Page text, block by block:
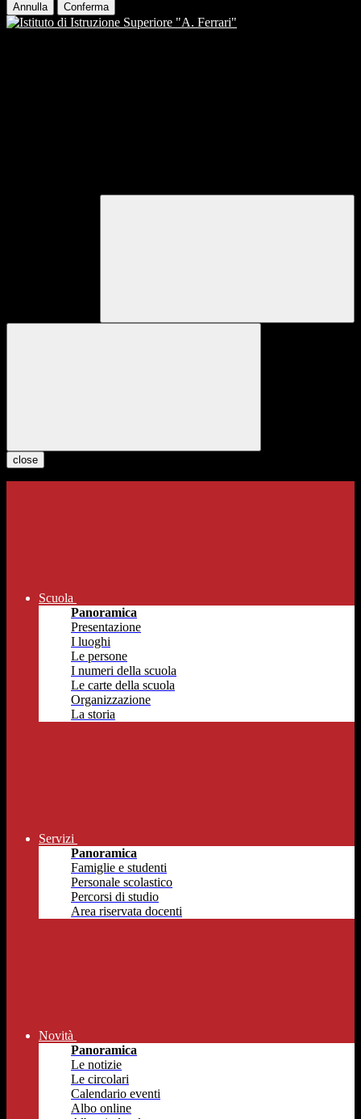
Annulla Conferma
close
Scuola
Panoramica
Presentazione
I luoghi
Le persone
I numeri della scuola
Le carte della scuola
Organizzazione
La storia
Servizi
Panoramica
Famiglie e studenti
Personale scolastico
Percorsi di studio
Area riservata docenti
Novità
Panoramica
Le notizie
Le circolari
Calendario eventi
Albo online